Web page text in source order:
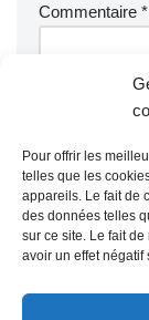
Pour offrir les
telles que les
appareils. Le fait de
des données telles
sur ce site. Le fait
avoir un effet négatif
Commentaire *